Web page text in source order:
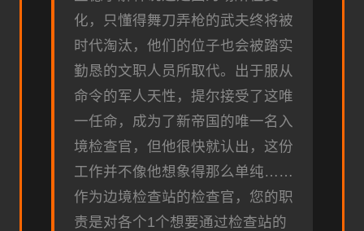
化，只懂得舞刀弄枪的武夫终将被
时代淘汰，他们的位子也会被踏实
勤恳的文职人员所取代。出于服从
命令的军人天性，提尔接受了这唯
一任命，成为了新帝国的唯一名入
境检查官，但他很快就认出，这份
工作并不像他想象得那么单纯……
作为边境检查站的检查官，您的职
责是对各个1个想要通过检查站的